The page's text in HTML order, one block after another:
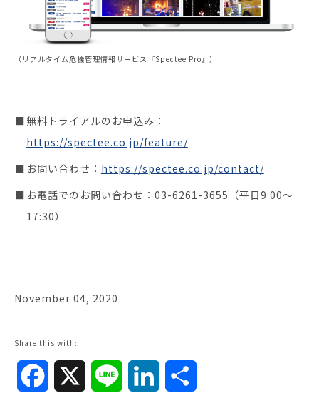
（リアルタイム危機管理情報サービス『Spectee Pro』）
無料トライアルのお申込み：
https://spectee.co.jp/feature/
お問い合わせ： https://spectee.co.jp/contact/
お電話でのお問い合わせ：03-6261-3655（平日9:00～
17:30）
November 04, 2020
Share this with:
Facebook Line LinkedIn